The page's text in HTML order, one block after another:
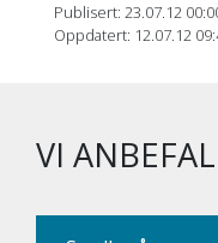
Publisert: 23.07.12
Oppdatert: 12.07.12
VI